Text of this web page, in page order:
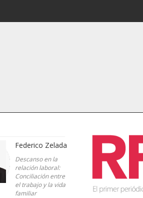
Federico Zelada
Descanso en la
relación laboral:
Conciliación entre
el trabajo y la vida
familiar